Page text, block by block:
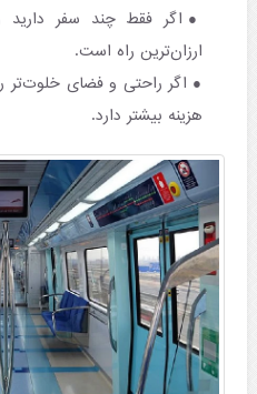
اگر فقط چند سفر
ارزان‌ترین راه است.
اگر راحتی و فضای خلوت‌تر
هزینه بیشتر دارد.